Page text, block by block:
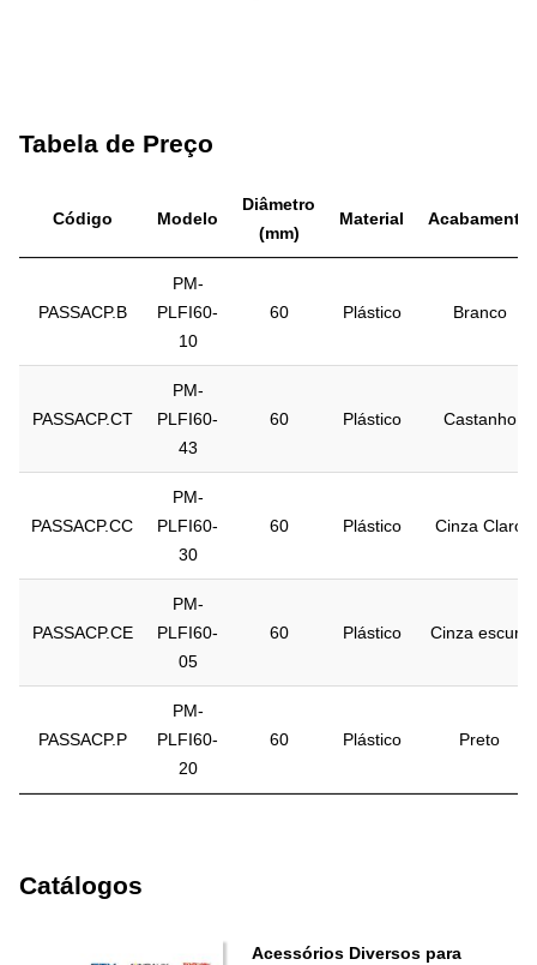
Tabela de Preço
Código Modelo
Diâmetro
(mm)
Material Acabamento
PASSACP.B
PM-
PLFI60-
10
60 Plástico Branco
PASSACP.CT
PM-
PLFI60-
43
60 Plástico Castanho
PASSACP.CC
PM-
PLFI60-
30
60 Plástico Cinza Claro
PASSACP.CE
PM-
PLFI60-
05
60 Plástico Cinza escuro
PASSACP.P
PM-
PLFI60-
20
60 Plástico Preto
Catálogos
Acessórios Diversos para